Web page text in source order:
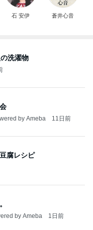
石 安伊 蒼井心音
洗濯物
by Ameba 11日前
腐レシピ
by Ameba 1日前